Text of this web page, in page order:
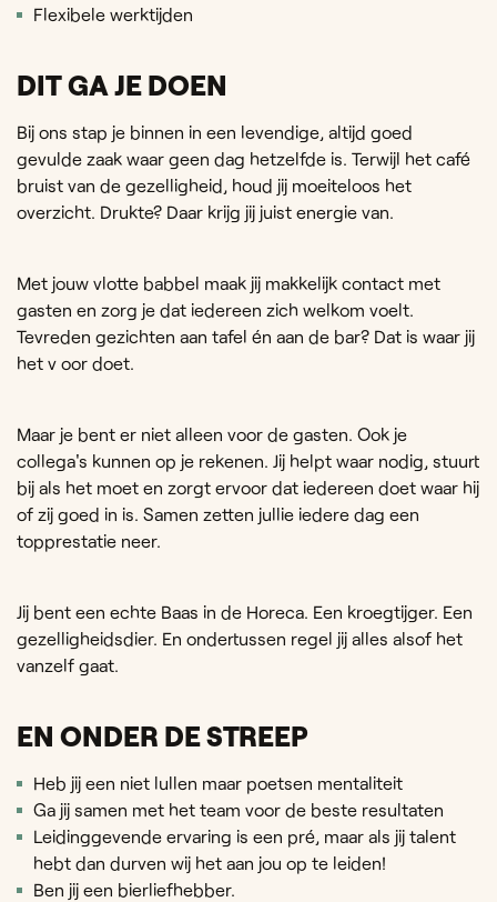
Flexibele werktijden
DIT GA JE DOEN
Bij ons stap je binnen in een levendige, altijd goed
gevulde zaak waar geen dag hetzelfde is. Terwijl het café
bruist van de gezelligheid, houd jij moeiteloos het
overzicht. Drukte? Daar krijg jij juist energie van.
Met jouw vlotte babbel maak jij makkelijk contact met
gasten en zorg je dat iedereen zich welkom voelt.
Tevreden gezichten aan tafel én aan de bar? Dat is waar jij
het v oor doet.
Maar je bent er niet alleen voor de gasten. Ook je
collega's kunnen op je rekenen. Jij helpt waar nodig, stuurt
bij als het moet en zorgt ervoor dat iedereen doet waar hij
of zij goed in is. Samen zetten jullie iedere dag een
topprestatie neer.
Jij bent een echte Baas in de Horeca. Een kroegtijger. Een
gezelligheidsdier. En ondertussen regel jij alles alsof het
vanzelf gaat.
EN ONDER DE STREEP
Heb jij een niet lullen maar poetsen mentaliteit
Ga jij samen met het team voor de beste resultaten
Leidinggevende ervaring is een pré, maar als jij talent
hebt dan durven wij het aan jou op te leiden!
Ben jij een bierliefhebber.